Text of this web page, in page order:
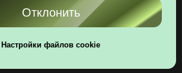
https://slk-garden.ru
Отклонить
Настройки файлов cookie